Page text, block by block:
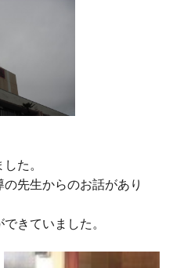
た。
先生からのお話があり
きていました。